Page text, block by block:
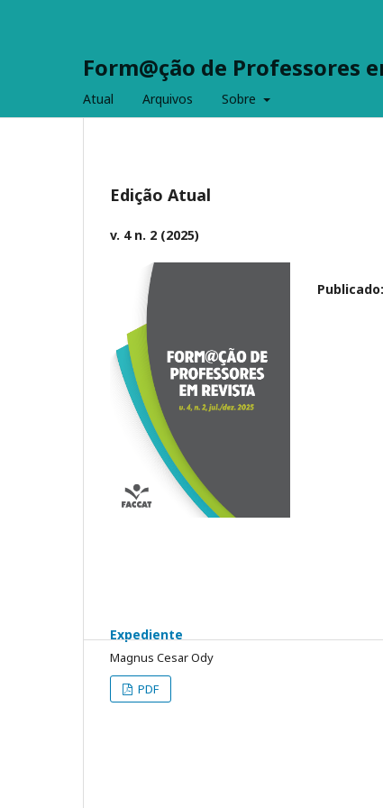
Form@ção de Professores
Atual Arquivos Sobre
Edição Atual
v. 4 n. 2 (2025)
Publicado:
Expediente
Magnus Cesar Ody
PDF